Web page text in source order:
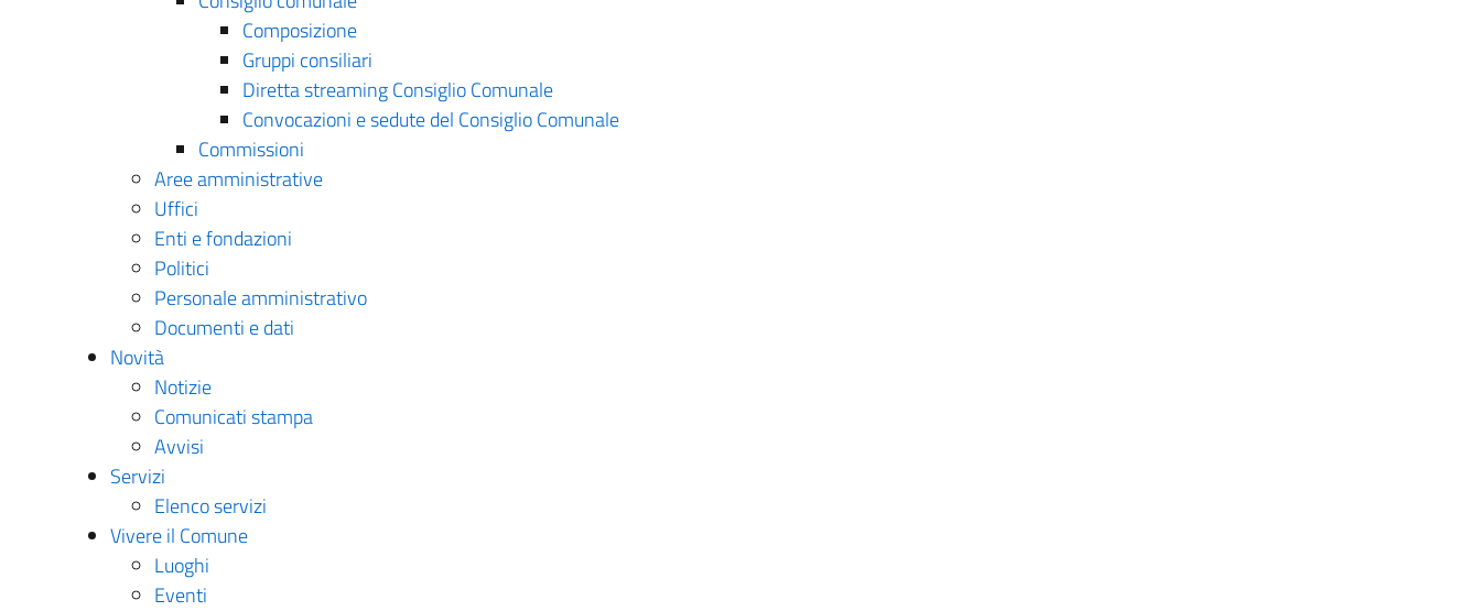
Composizione
Gruppi consiliari
Diretta streaming Consiglio Comunale
Convocazioni e sedute del Consiglio Comunale
Commissioni
Aree amministrative
Uffici
Enti e fondazioni
Politici
Personale amministrativo
Documenti e dati
Novità
Notizie
Comunicati stampa
Avvisi
Servizi
Elenco servizi
Vivere il Comune
Luoghi
Eventi